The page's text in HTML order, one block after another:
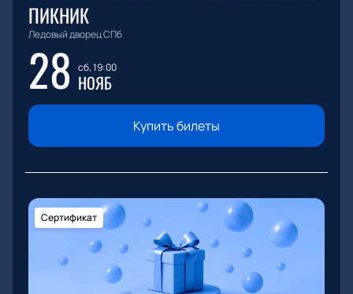
ПИКНИК
Ледовый дворец СПб
28 сб, 19:00
НОЯБ
Купить билеты
Сертификат